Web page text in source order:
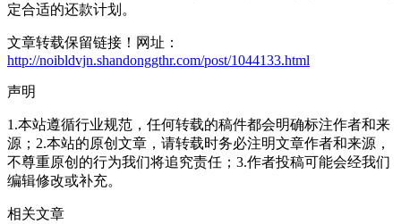
定合适的还款计划。
文章转载保留链接！网址：
http://noibldvjn.shandonggthr.com/post/1044133.html
声明
1.本站遵循行业规范，任何转载的稿件都会明确标注作者和来
源；2.本站的原创文章，请转载时务必注明文章作者和来源，
不尊重原创的行为我们将追究责任；3.作者投稿可能会经我们
编辑修改或补充。
相关文章